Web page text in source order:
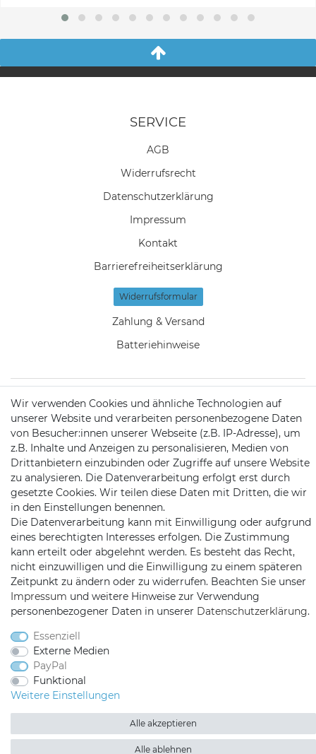
SERVICE
AGB
Widerrufs­recht
Daten­schutz­erklärung
Impressum
Kontakt
Barrierefreiheitserklärung
Widerrufs­formular
Zahlung & Versand
Batteriehinweise
KONTAKT
Telefon:09721 / 9453362
Mail: info@satshopping.de
Kopenhagenstr. 4
97424 Schweinfurt
| copyright & design by mediaria®
*Alle Preise inkl. MwSt., zzgl. Versandkosten
Wir verwenden Cookies und ähnliche Technologien auf
unserer Website und verarbeiten personenbezogene Daten
von Besucher:innen unserer Webseite (z.B. IP-Adresse), um
z.B. Inhalte und Anzeigen zu personalisieren, Medien von
Drittanbietern einzubinden oder Zugriffe auf unsere Website
zu analysieren. Die Datenverarbeitung erfolgt erst durch
gesetzte Cookies. Wir teilen diese Daten mit Dritten, die wir
in den Einstellungen benennen.
Die Datenverarbeitung kann mit Einwilligung oder aufgrund
eines berechtigten Interesses erfolgen. Die Zustimmung
kann erteilt oder abgelehnt werden. Es besteht das Recht,
nicht einzuwilligen und die Einwilligung zu einem späteren
Zeitpunkt zu ändern oder zu widerrufen. Beachten Sie unser
Impressum und weitere Hinweise zur Verwendung
personenbezogener Daten in unserer Daten­schutz­erklärung.
Essenziell
Externe Medien
PayPal
Funktional
Weitere Einstellungen
Alle akzeptieren
Alle ablehnen